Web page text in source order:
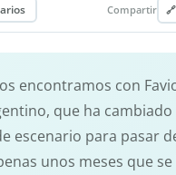
Compartir 🔗
encontramos con
que ha cambiado
escenario para pasar
unos meses que se